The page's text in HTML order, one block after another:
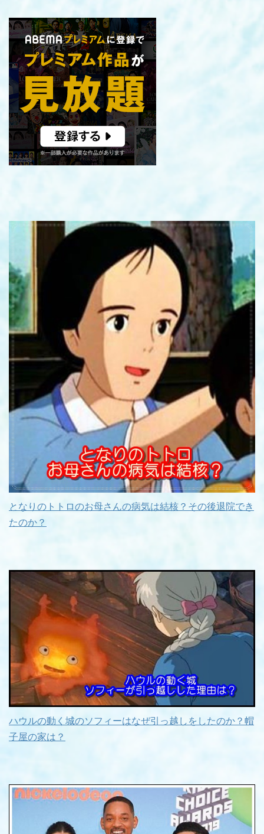
となりのトトロのお母さんの病気は結核？その後退院でき
たのか？
ハウルの動く城のソフィーはなぜ引っ越しをしたのか？帽
子屋の家は？